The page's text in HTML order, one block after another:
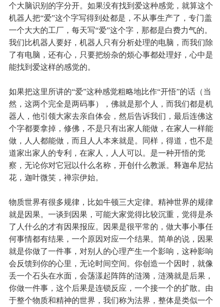
个大脑识别的字分开。如果没有找到爱这种感觉，就算这个
机器人把“爱”这个字写得到处都是，不从事生产了，专门盖
一个大大的工厂，每天写“爱”这个字，那都是白费力气的。
我们比机器人要好，机器人只有分析处理的电脑，而我们除
了有电脑，还有心，只要把纷杂的烦心事都处理好，心中是
能找到爱这样的感觉的。
如果把这里所讲的“爱”这种感觉粗略地比作“开悟”的话（当
然，这两个完全是两码事），佛就是那个人，而我们都是机
器人，他引领大家去亲自体会，然后告诉我们，最后连佛这
个字都要拿掉，修佛，不是只有出家人能做，在家人一样能
做，人人都能做，而且人人本来就是。同样，得道，也不是
道家出家人的专利，在家人，人人可以。是一种开悟的觉
察，无论你对它冠以什么名称，开创什么教派。释迦牟尼拈
花，迦叶微笑，禅宗伊始。
物质世界有很多规律，比如牛顿三大定律。精神世界的规律
就是因果。一谈到因果，可能大家觉得比较沉重，觉得是杀
了人什么的才有因果报应。因果是很平常的，做大事小事任
何事情都有结果，一个原因对应一个结果。简单的说，因果
就是你做了一件事，对别人的心理产生一个影响，这种影响
会反馈到你的心里，无论时间空间。你创造一个因时，就像
丢一个石头在水面，会荡漾起阵阵的涟漪，涟漪就是后果，
你做一件事，这个后果是连锁反应，一个接一个的扩散。由
于整个物质和精神的世界，我们称为法界，整体是类似一个